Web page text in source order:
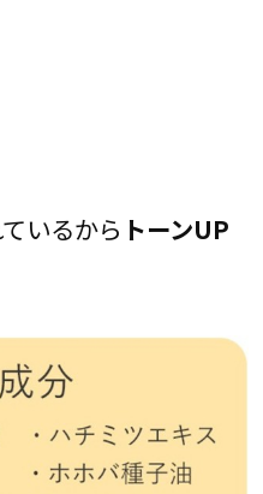
いるから トーンUP